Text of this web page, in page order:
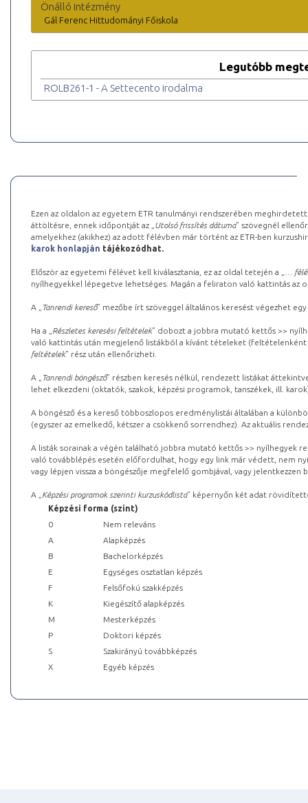
Önálló intézmény
Gál Ferenc Hittudományi Főiskola
Legutóbb
ROLB261-1 - A Settecento irodalma
Ezen az oldalon az egyetem ETR tanulmányi rendszerében
áttöltésre, ennek időpontját az „ Utolsó frissítés dátuma” szövegnél
amelyekhez (akikhez) az adott félévben már történt az ETR-ben
karok honlapján tájékozódhat.
Először az egyetemi félévet kell kiválasztania, ez az oldal tetején a „
…
nyílhegyekkel lépegetve lehetséges. Magán a feliraton való kattintás az
A „ Tanrendi kereső” mezőbe írt szöveggel általános keresést végezhet
Ha a „ Részletes keresési feltételek” dobozt a jobbra mutató kettős >>
való kattintás után megjelenő listákból a kívánt tételeket (feltételenként
feltételek” rész után ellenőrizheti.
A „ Tanrendi böngésző” részben keresés nélkül, rendezett listákat
lehet elkezdeni (oktatók, szakok, képzési programok, tanszékek, ill.
A böngésző és a kereső többoszlopos eredménylistái általában a
(egyszer az emelkedő, kétszer a csökkenő sorrendhez). Az aktuális
A listák sorainak a végén található jobbra mutató kettős >> nyílhegyek
való továbblépés esetén előfordulhat, hogy egy link már védett, nem
vagy lépjen vissza a böngészője megfelelő gombjával, vagy
A „ Képzési programok szerinti kurzuskódlista” képernyőn két adat
Képzési forma (szint)
0
Nem releváns
A
Alapképzés
B
Bachelorképzés
E
Egységes osztatlan képzés
F
Felsőfokú szakképzés
K
Kiegészítő alapképzés
M
Mesterképzés
P
Doktori képzés
S
Szakirányú továbbképzés
X
Egyéb képzés